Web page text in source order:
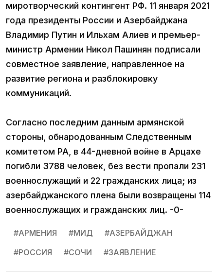
миротворческий контингент РФ. 11 января 2021
года президенты России и Азербайджана
Владимир Путин и Ильхам Алиев и премьер-
министр Армении Никол Пашинян подписали
совместное заявление, направленное на
развитие региона и разблокировку
коммуникаций.
Согласно последним данным армянской
стороны, обнародованным Следственным
комитетом РА, в 44-дневной войне в Арцахе
погибли 3788 человек, без вести пропали 231
военнослужащий и 22 гражданских лица; из
азербайджанского плена были возвращены 114
военнослужащих и гражданских лиц. -0-
#АРМЕНИЯ #МИД #АЗЕРБАЙДЖАН
#РОССИЯ #СОЧИ #ЗАЯВЛЕНИЕ